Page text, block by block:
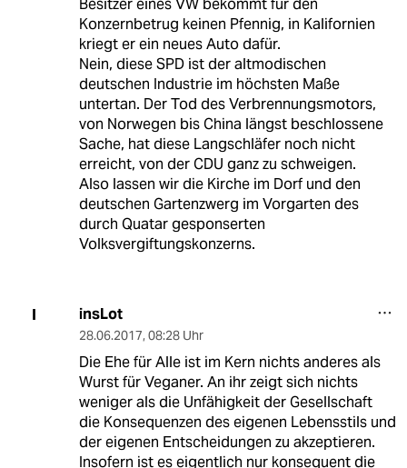
Besitzer eines VW bekommt für den
Konzernbetrug keinen Pfennig, in Kalifornien
kriegt er ein neues Auto dafür.
Nein, diese SPD ist der altmodischen
deutschen Industrie im höchsten Maße
untertan. Der Tod des Verbrennungsmotors,
von Norwegen bis China längst beschlossene
Sache, hat diese Langschläfer noch nicht
erreicht, von der CDU ganz zu schweigen.
Also lassen wir die Kirche im Dorf und den
deutschen Gartenzwerg im Vorgarten des
durch Quatar gesponserten
Volksvergiftungskonzerns.
I insLot
28.06.2017, 08:28 Uhr
Die Ehe für Alle ist im Kern nichts anderes als
Wurst für Veganer. An ihr zeigt sich nichts
weniger als die Unfähigkeit der Gesellschaft
die Konsequenzen des eigenen Lebensstils und
der eigenen Entscheidungen zu akzeptieren.
Insofern ist es eigentlich nur konsequent die